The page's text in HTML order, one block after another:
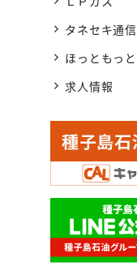
タネセキ通信
ほっともっと
求人情報